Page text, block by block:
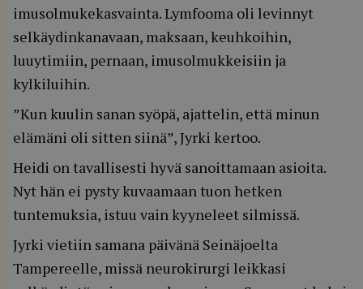
imusolmukekasvainta. Lymfooma oli levinnyt
selkäydinkanavaan, maksaan, keuhkoihin,
luuytimiin, pernaan, imusolmukkeisiin ja
kylkiluihin.
”Kun kuulin sanan syöpä, ajattelin, että minun
elämäni oli sitten siinä”, Jyrki kertoo.
Heidi on tavallisesti hyvä sanoittamaan asioita.
Nyt hän ei pysty kuvaamaan tuon hetken
tuntemuksia, istuu vain kyyneleet silmissä.
Jyrki vietiin samana päivänä Seinäjoelta
Tampereelle, missä neurokirurgi leikkasi